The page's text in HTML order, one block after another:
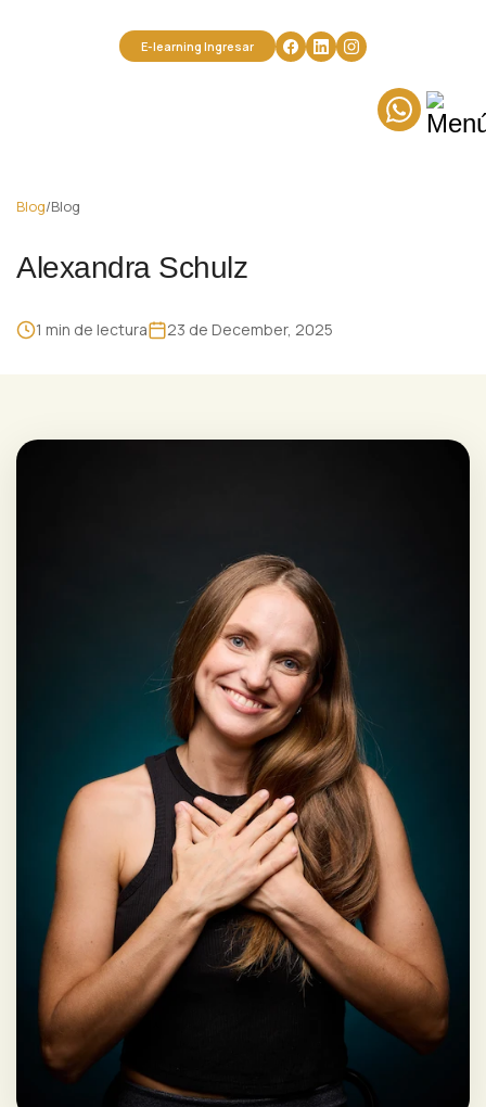
E-learning Ingresar
Blog/Blog
Alexandra Schulz
1 min de lectura 23 de December, 2025